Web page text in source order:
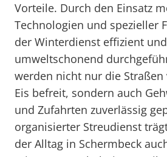
Vorteile. Durch den Einsatz
Technologien und spezieller
der Winterdienst effizient und
umweltschonend
werden nicht nur die Straßen
Eis befreit, sondern auch
und Zufahrten zuverlässig
organisierter Streudienst
der Alltag in Schermbeck